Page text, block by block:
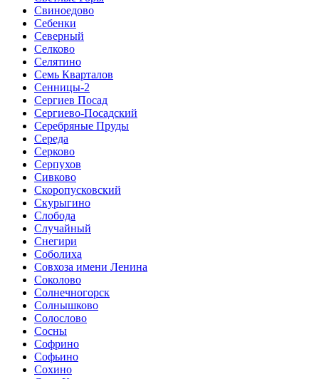
Свиноедово
Себенки
Северный
Селково
Селятино
Семь Кварталов
Сенницы-2
Сергиев Посад
Сергиево-Посадский
Серебряные Пруды
Середа
Серково
Серпухов
Сивково
Скоропусковский
Скурыгино
Слобода
Случайный
Снегири
Соболиха
Совхоза имени Ленина
Соколово
Солнечногорск
Солнышково
Солослово
Сосны
Софрино
Софьино
Сохино